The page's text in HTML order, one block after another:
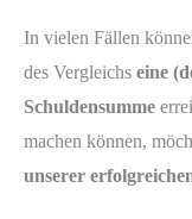
In vielen Fällen
des Vergleichs eine
Schuldensumme
machen können,
unserer